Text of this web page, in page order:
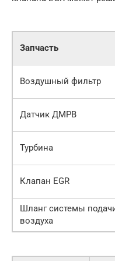
Запчасть
Воздушный фильтр
Датчик ДМРВ
Турбина
Клапан EGR
Шланг системы
воздуха